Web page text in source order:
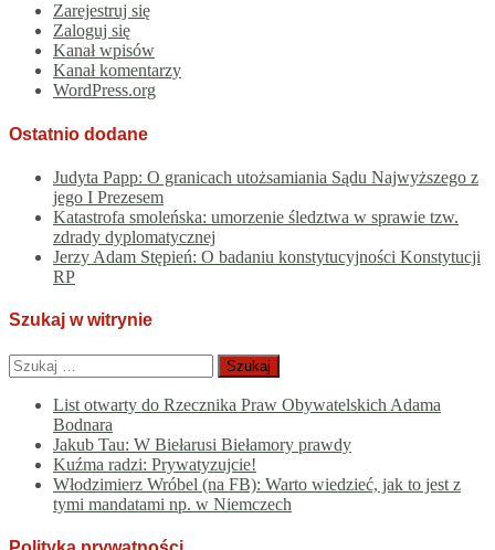
Zarejestruj się
Zaloguj się
Kanał wpisów
Kanał komentarzy
WordPress.org
Ostatnio dodane
Judyta Papp: O granicach utożsamiania Sądu Najwyższego z
jego I Prezesem
Katastrofa smoleńska: umorzenie śledztwa w sprawie tzw.
zdrady dyplomatycznej
Jerzy Adam Stępień: O badaniu konstytucyjności Konstytucji
RP
Szukaj w witrynie
Szukaj:
List otwarty do Rzecznika Praw Obywatelskich Adama
Bodnara
Jakub Tau: W Biełarusi Biełamory prawdy
Kuźma radzi: Prywatyzujcie!
Włodzimierz Wróbel (na FB): Warto wiedzieć, jak to jest z
tymi mandatami np. w Niemczech